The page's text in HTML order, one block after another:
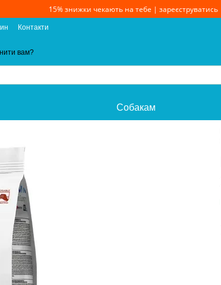
15% знижки чекають на тебе | зареєструватись
Контакти
вам?
Собакам